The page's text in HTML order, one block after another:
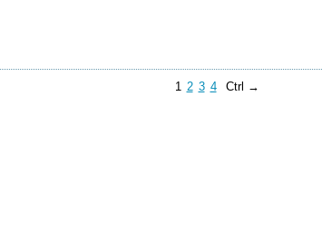
1 2 3 4
Ctrl →